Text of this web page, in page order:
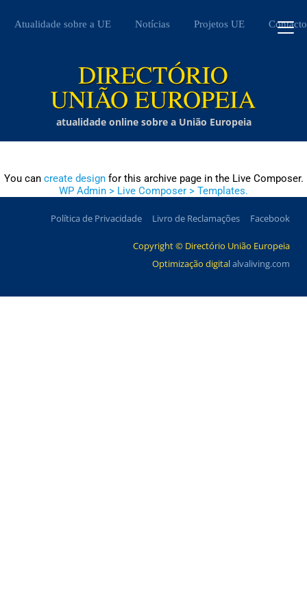
Atualidade sobre a UE Notícias Projetos UE Contacto
atualidade online sobre a União Europeia
You can create designfor this archive page in the Live Composer.
WP Admin > Live Composer > Templates.
Política de Privacidade Livro de Reclamações Facebook
Copyright © Directório União Europeia
Optimização digitalalvaliving.com